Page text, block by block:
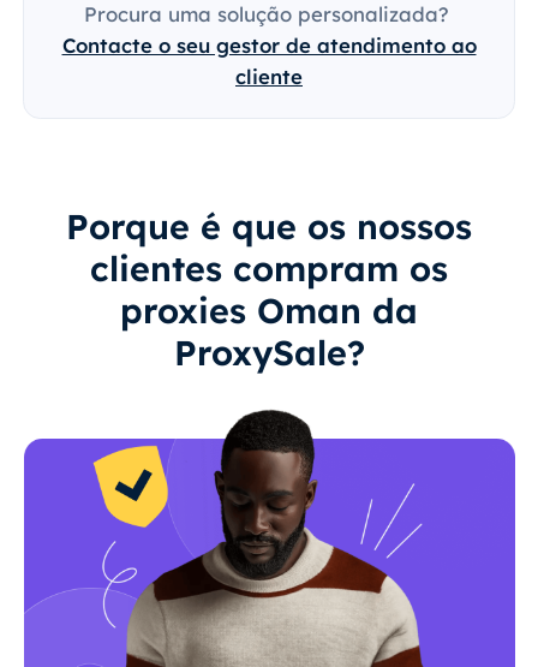
Procura uma solução personalizada?
Contacte o seu gestor de atendimento ao
cliente
Porque é que os nossos
clientes compram os
proxies Oman da
ProxySale?